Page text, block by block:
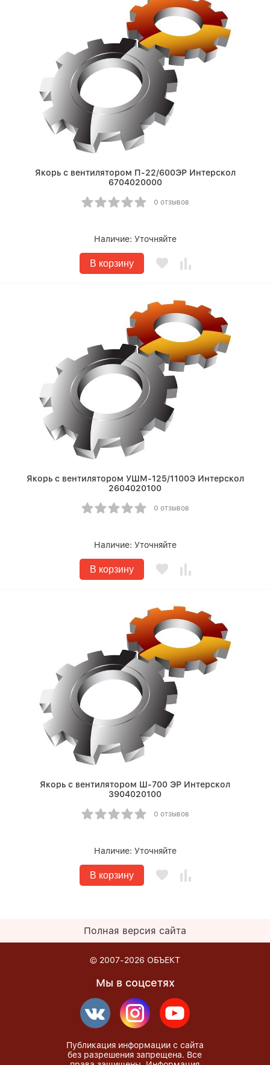
Якорь с вентилятором П-22/600ЭР Интерскол
6704020000
0 отзывов
Наличие: Уточняйте
В корзину
Якорь с вентилятором УШМ-125/1100Э Интерскол
2604020100
0 отзывов
Наличие: Уточняйте
В корзину
Якорь с вентилятором Ш-700 ЭР Интерскол
3904020100
0 отзывов
Наличие: Уточняйте
В корзину
Полная версия сайта
© 2007-2026 ОБЪЕКТ
Мы в соцсетях
Публикация информации с сайта
без разрешения запрещена. Все